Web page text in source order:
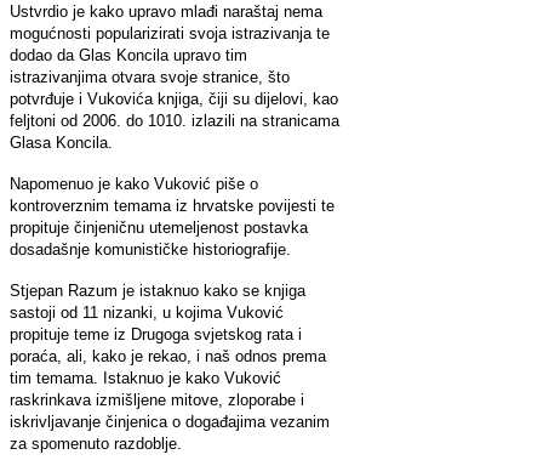
Ustvrdio je kako upravo mlađi naraštaj nema
mogućnosti popularizirati svoja istrazivanja te
dodao da Glas Koncila upravo tim
istrazivanjima otvara svoje stranice, što
potvrđuje i Vukovića knjiga, čiji su dijelovi, kao
feljtoni od 2006. do 1010. izlazili na stranicama
Glasa Koncila.
Napomenuo je kako Vuković piše o
kontroverznim temama iz hrvatske povijesti te
propituje činjeničnu utemeljenost postavka
dosadašnje komunističke historiografije.
Stjepan Razum je istaknuo kako se knjiga
sastoji od 11 nizanki, u kojima Vuković
propituje teme iz Drugoga svjetskog rata i
poraća, ali, kako je rekao, i naš odnos prema
tim temama. Istaknuo je kako Vuković
raskrinkava izmišljene mitove, zloporabe i
iskrivljavanje činjenica o događajima vezanim
za spomenuto razdoblje.